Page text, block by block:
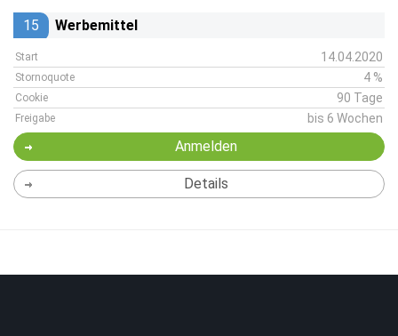
15 Werbemittel
Start 14.04.2020
Stornoquote 4 %
Cookie 90 Tage
Freigabe bis 6 Wochen
Anmelden
Details